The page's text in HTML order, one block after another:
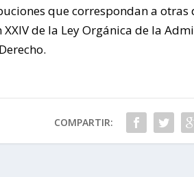
que correspondan a
XXIV de la Ley Orgánica de la
COMPARTIR: